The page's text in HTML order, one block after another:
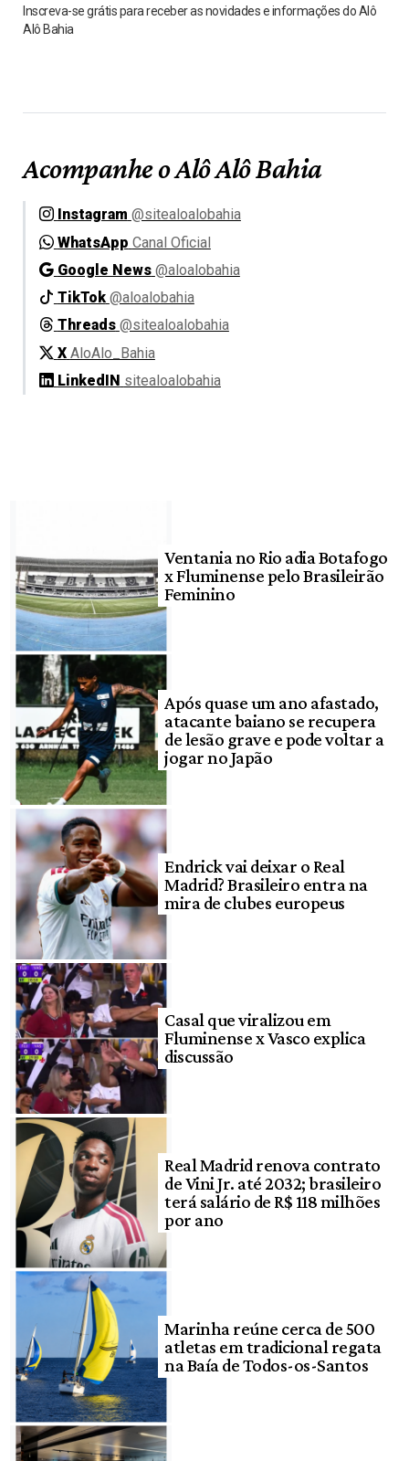
Inscreva-se grátis para receber as novidades e informações do Alô
Alô Bahia
Acompanhe o Alô Alô Bahia
Instagram @sitealoalobahia
WhatsApp Canal Oficial
Google News @aloalobahia
TikTok @aloalobahia
Threads @sitealoalobahia
X AloAlo_Bahia
LinkedIN sitealoalobahia
Ventania no Rio adia Botafogo
x Fluminense pelo Brasileirão
Feminino
Após quase um ano afastado,
atacante baiano se recupera
de lesão grave e pode voltar a
jogar no Japão
Endrick vai deixar o Real
Madrid? Brasileiro entra na
mira de clubes europeus
Casal que viralizou em
Fluminense x Vasco explica
discussão
Real Madrid renova contrato
de Vini Jr. até 2032; brasileiro
terá salário de R$ 118 milhões
por ano
Marinha reúne cerca de 500
atletas em tradicional regata
na Baía de Todos-os-Santos